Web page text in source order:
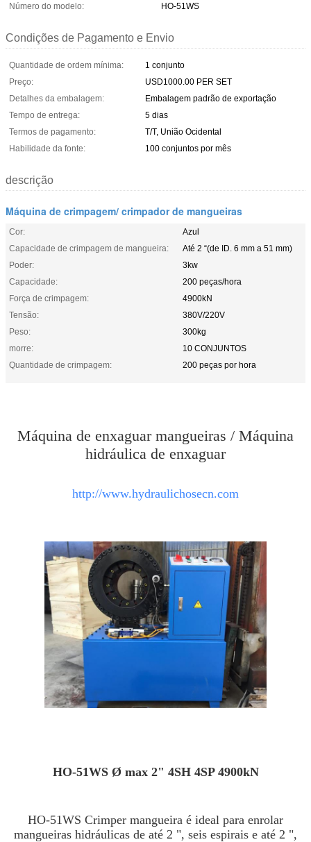
Número do modelo:
HO-51WS
Condições de Pagamento e Envio
Quantidade de ordem mínima:
1 conjunto
Preço:
USD1000.00 PER SET
Detalhes da embalagem:
Embalagem padrão de exportação
Tempo de entrega:
5 dias
Termos de pagamento:
T/T, União Ocidental
Habilidade da fonte:
100 conjuntos por mês
descrição
Máquina de crimpagem/ crimpador de mangueiras
Cor:
Azul
Capacidade de crimpagem de mangueira:
Até 2 “(de ID. 6 mm a 51 mm)
Poder:
3kw
Capacidade:
200 peças/hora
Força de crimpagem:
4900kN
Tensão:
380V/220V
Peso:
300kg
morre:
10 CONJUNTOS
Quantidade de crimpagem:
200 peças por hora
Máquina de enxaguar mangueiras / Máquina
hidráulica de enxaguar
http://www.hydraulichosecn.com
HO-51WS Ø max 2" 4SH 4SP 4900kN
HO-51WS Crimper mangueira é ideal para enrolar
mangueiras hidráulicas de até 2 ", seis espirais e até 2 ",